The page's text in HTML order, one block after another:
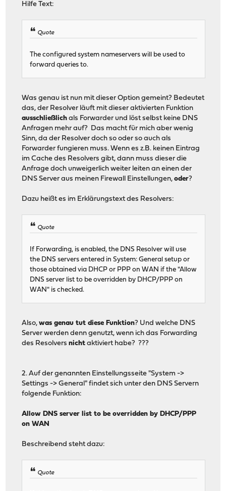
Hilfe Text:
Quote
The configured system nameservers will be used to
forward queries to.
Was genau ist nun mit dieser Option gemeint? Bedeutet
das, der Resolver läuft mit dieser aktivierten Funktion
ausschließlich als Forwarder und löst selbst keine DNS
Anfragen mehr auf? Das macht für mich aber wenig
Sinn, da der Resolver doch so oder so auch als
Forwarder fungieren muss. Wenn es z.B. keinen Eintrag
im Cache des Resolvers gibt, dann muss dieser die
Anfrage doch unweigerlich weiter leiten an einen der
DNS Server aus meinen Firewall Einstellungen,oder?
Dazu heißt es im Erklärungstext des Resolvers:
Quote
If Forwarding, is enabled, the DNS Resolver will use
the DNS servers entered in System: General setup or
those obtained via DHCP or PPP on WAN if the "Allow
DNS server list to be overridden by DHCP/PPP on
WAN" is checked.
Also,was genau tut diese Funktion? Und welche DNS
Server werden denn genutzt, wenn ich das Forwarding
des Resolversnicht aktiviert habe? ???
2. Auf der genannten Einstellungsseite "System ->
Settings -> General" findet sich unter den DNS Servern
folgende Funktion:
Allow DNS server list to be overridden by DHCP/PPP
on WAN
Beschreibend steht dazu:
Quote